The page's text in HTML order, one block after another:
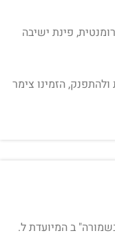
פינת ישיבה
הזמינו צימר